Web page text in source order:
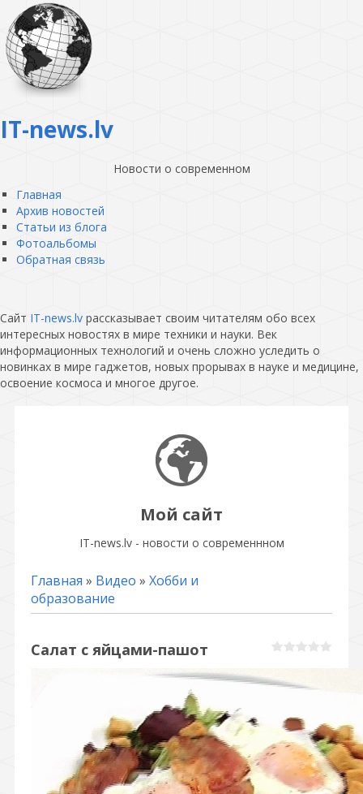
IT-news.lv
Новости о современном
Главная
Архив новостей
Статьи из блога
Фотоальбомы
Обратная связь
Сайт IT-news.lv рассказывает своим читателям обо всех
интересных новостях в мире техники и науки. Век
информационных технологий и очень сложно уследить о
новинках в мире гаджетов, новых прорывах в науке и медицине,
освоение космоса и многое другое.
Мой сайт
IT-news.lv - новости о современнном
Главная » Видео » Хобби и
образование
Салат с яйцами-пашот